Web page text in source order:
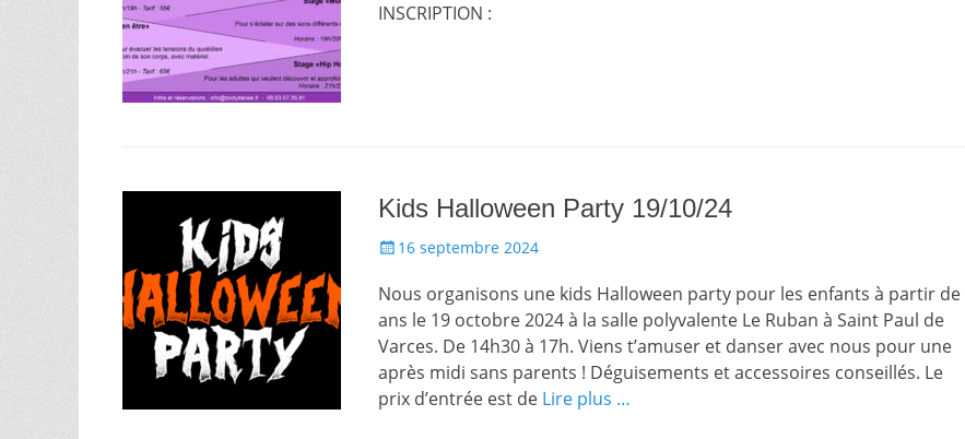
INSCRIPTION :
Kids Halloween Party 19/10/24
Posté16 septembre 2024
Nous organisons une kids Halloween party pour les enfants à partir de
ans le 19 octobre 2024 à la salle polyvalente Le Ruban à Saint Paul de
Varces. De 14h30 à 17h. Viens t’amuser et danser avec nous pour une
après midi sans parents ! Déguisements et accessoires conseillés. Le
prix d’entrée est de Lire plus …